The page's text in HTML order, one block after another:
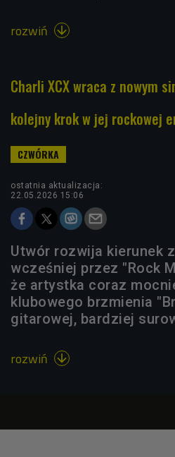
rozwiń 
Charli XCX wraca z nowym
kolejny krok w jej rockowej
ostatnia aktualizacja:
22.05.2026 15:06
Utwór rozwija kierunek
wcześniej przez "Rock
że artystka coraz
klubowego brzmienia
gitarowej, bardziej
rozwiń 